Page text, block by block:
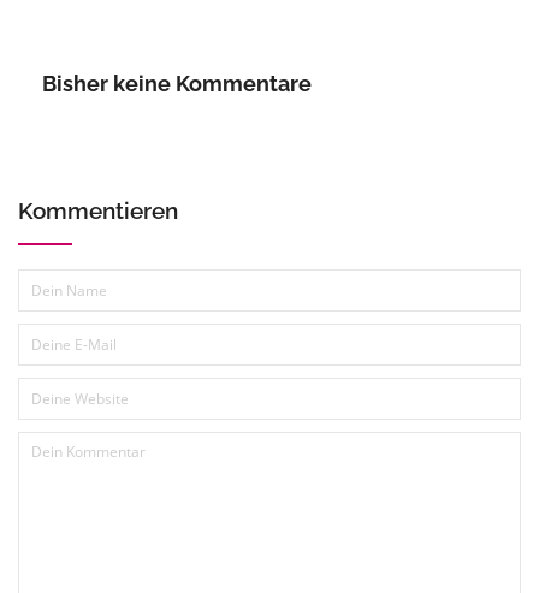
Bisher keine Kommentare
Kommentieren